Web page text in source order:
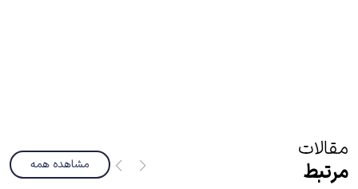
مقالات
مرتبط
مشاهده همه